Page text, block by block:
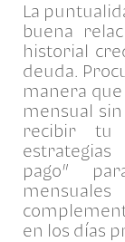
La
buena
historial
deuda.
manera
mensual
recibir tu
pago”
en los días